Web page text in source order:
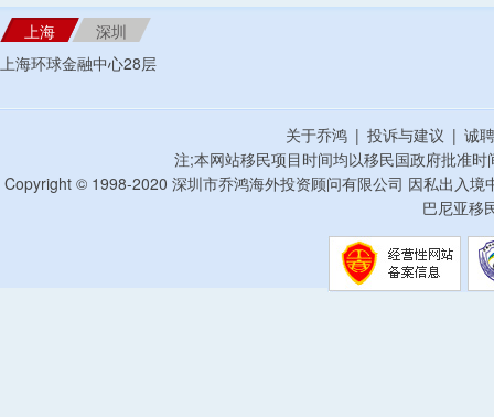
上海
深圳
上海环球金融中心28层
关于乔鸿 | 投诉与建议 | 诚
注;本网站移民项目时间均以移民国政府批准
Copyright © 1998-2020 深圳市乔鸿海外投资顾问有限公司 因私出入
巴尼亚移